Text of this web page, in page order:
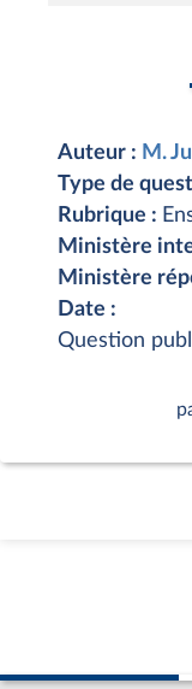
Auteur : M.
Type de
Rubrique :
Ministère
Ministère
Date :
Question